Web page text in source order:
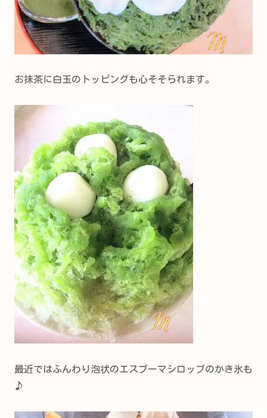
お抹茶に白玉のトッピングも心そそられます。
最近ではふんわり泡状のエスプーマシロップのかき氷も
♪